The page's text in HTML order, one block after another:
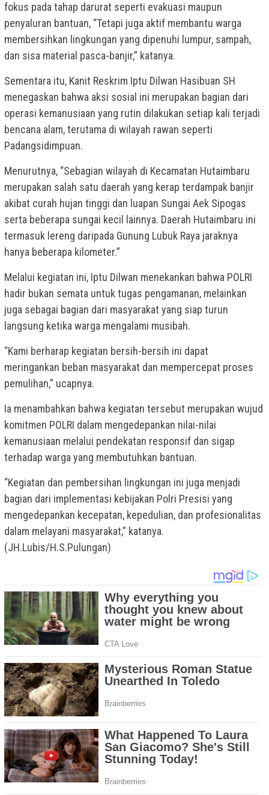
fokus pada tahap darurat seperti evakuasi maupun
penyaluran bantuan, “Tetapi juga aktif membantu warga
membersihkan lingkungan yang dipenuhi lumpur, sampah,
dan sisa material pasca-banjir,” katanya.
Sementara itu, Kanit Reskrim Iptu Dilwan Hasibuan SH
menegaskan bahwa aksi sosial ini merupakan bagian dari
operasi kemanusiaan yang rutin dilakukan setiap kali terjadi
bencana alam, terutama di wilayah rawan seperti
Padangsidimpuan.
Menurutnya, “Sebagian wilayah di Kecamatan Hutaimbaru
merupakan salah satu daerah yang kerap terdampak banjir
akibat curah hujan tinggi dan luapan Sungai Aek Sipogas
serta beberapa sungai kecil lainnya. Daerah Hutaimbaru ini
termasuk lereng daripada Gunung Lubuk Raya jaraknya
hanya beberapa kilometer.”
Melalui kegiatan ini, Iptu Dilwan menekankan bahwa POLRI
hadir bukan semata untuk tugas pengamanan, melainkan
juga sebagai bagian dari masyarakat yang siap turun
langsung ketika warga mengalami musibah.
“Kami berharap kegiatan bersih-bersih ini dapat
meringankan beban masyarakat dan mempercepat proses
pemulihan,” ucapnya.
Ia menambahkan bahwa kegiatan tersebut merupakan wujud
komitmen POLRI dalam mengedepankan nilai-nilai
kemanusiaan melalui pendekatan responsif dan sigap
terhadap warga yang membutuhkan bantuan.
“Kegiatan dan pembersihan lingkungan ini juga menjadi
bagian dari implementasi kebijakan Polri Presisi yang
mengedepankan kecepatan, kepedulian, dan profesionalitas
dalam melayani masyarakat,” katanya.
(JH.Lubis/H.S.Pulungan)